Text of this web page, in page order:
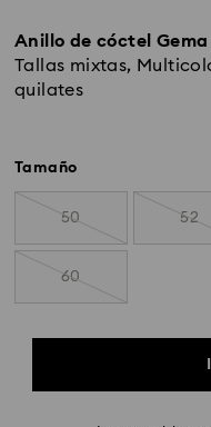
Anillo de cóctel Gema
Tallas mixtas,
quilates
Tamaño
50 52
60